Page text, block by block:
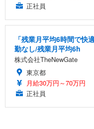
正社員
「残業月平均6時間で快
勤なし/残業月平均6h
株式会社TheNewGate
東京都
月給30万円～70万円
正社員